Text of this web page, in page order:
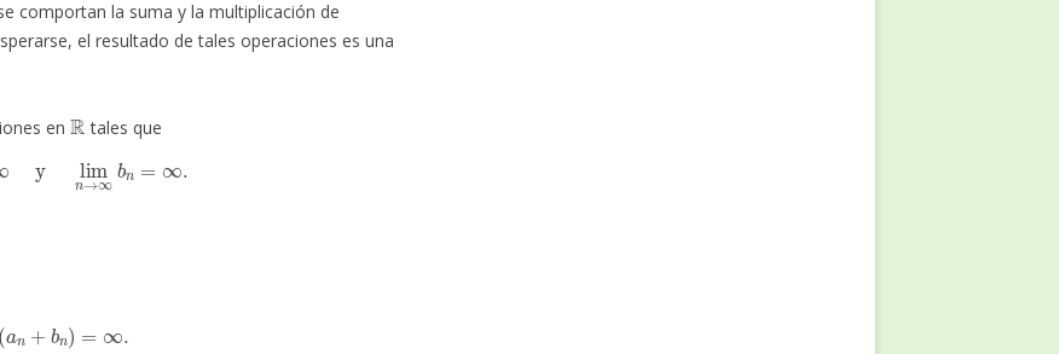
comportan la suma y la multiplicación de
el resultado de tales operaciones es una
en
R
tales que
= y limn→ ∞ bn =∞
→ a n +b =∞